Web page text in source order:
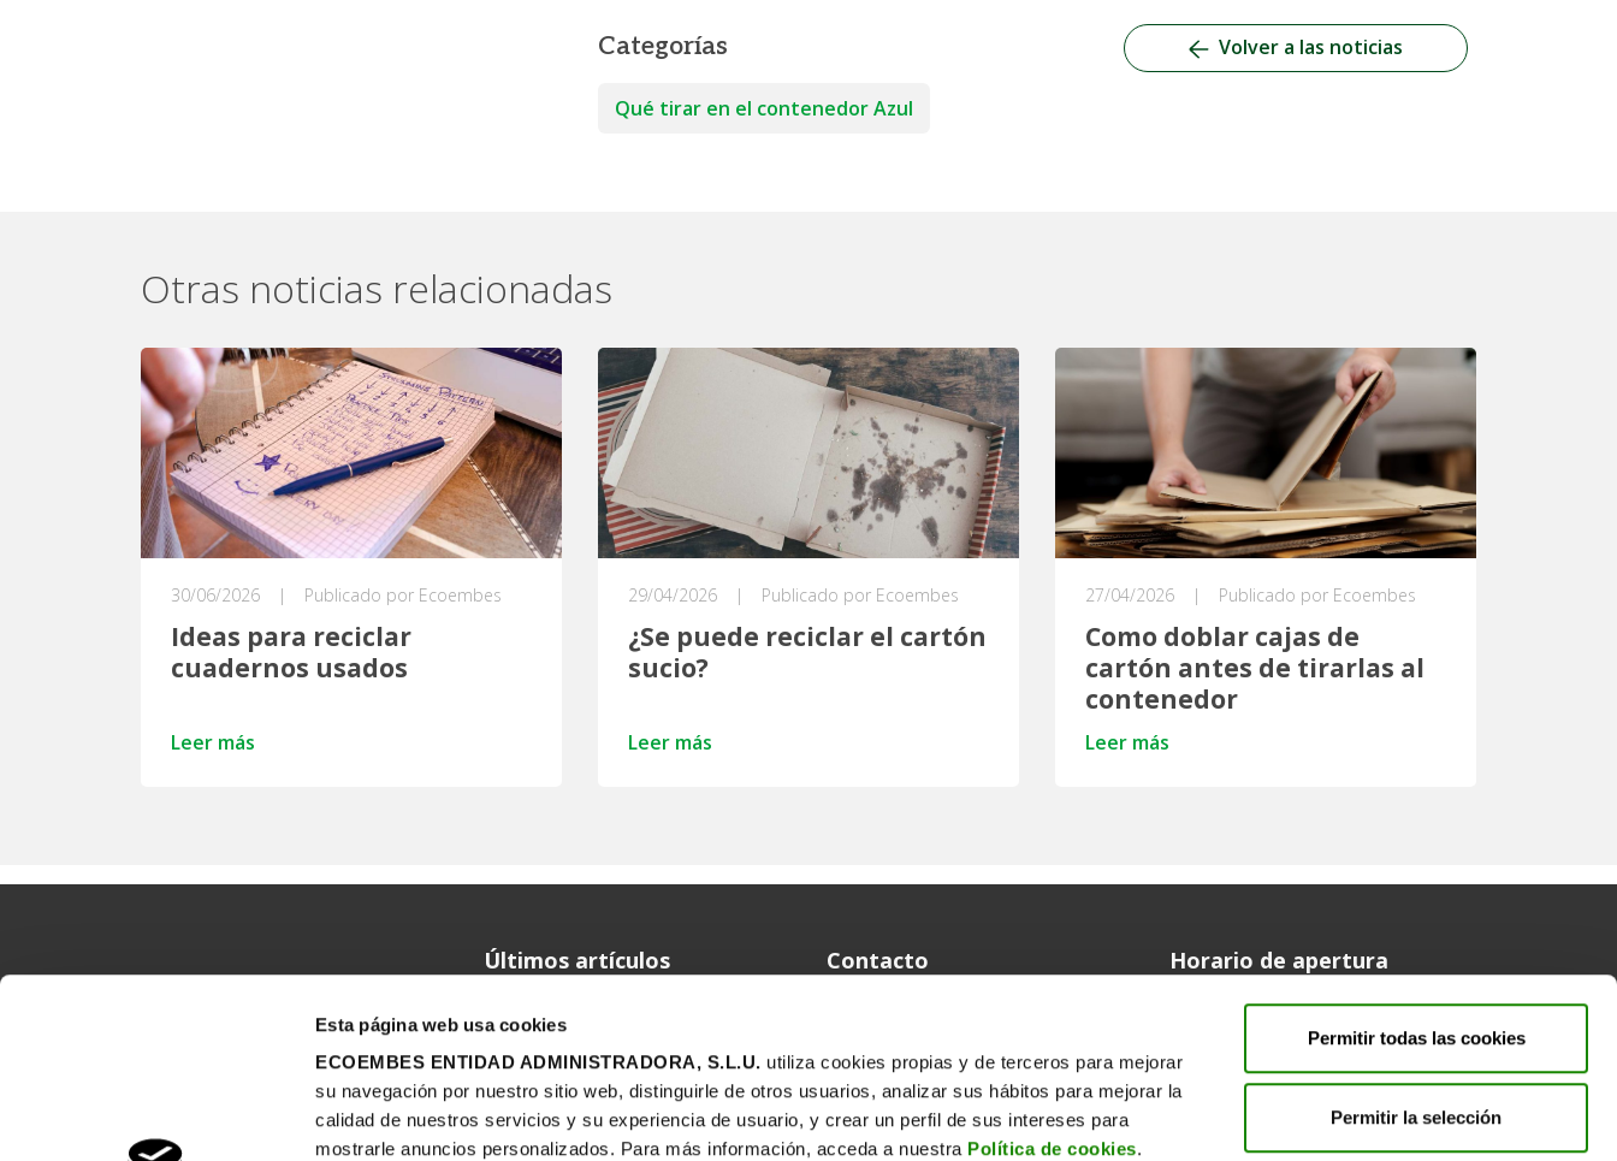
Esta página web usa cookies
ECOEMBES ENTIDAD ADMINISTRADORA, S.L.U. utiliza cookies propias y de terceros para mejorar
su navegación por nuestro sitio web, distinguirle de otros usuarios, analizar sus hábitos para mejorar la
calidad de nuestros servicios y su experiencia de usuario, y crear un perfil de sus intereses para
mostrarle anuncios personalizados. Para más información, acceda a nuestra Política de cookies.
Permitir todas las cookies
Permitir la selección
Categorías
Qué tirar en el contenedor Azul
Volver a las noticias
Otras noticias relacionadas
30/06/2026 | Publicado por Ecoembes
Ideas para reciclar
cuadernos usados
Leer más
29/04/2026 | Publicado por Ecoembes
¿Se puede reciclar el cartón
sucio?
Leer más
27/04/2026 | Publicado por Ecoembes
Como doblar cajas de
cartón antes de tirarlas al
contenedor
Leer más
Últimos artículos
¿Cómo serán los plásticos del
futuro?
Contacto
Dirección
Horario de apertura
Síguenos en